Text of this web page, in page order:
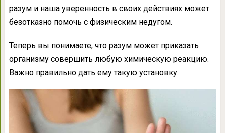
разум и наша уверенность в своих действиях может
безотказно помочь с физическим недугом.
Теперь вы понимаете, что разум может приказать
организму совершить любую химическую реакцию.
Важно правильно дать ему такую установку.